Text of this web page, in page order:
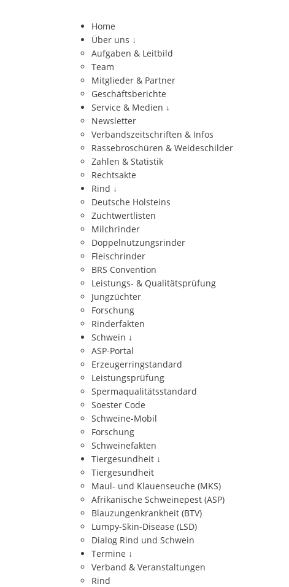
Home
Über uns ↓
Aufgaben & Leitbild
Team
Mitglieder & Partner
Geschäftsberichte
Service & Medien ↓
Newsletter
Verbandszeitschriften & Infos
Rassebroschüren & Weideschilder
Zahlen & Statistik
Rechtsakte
Rind ↓
Deutsche Holsteins
Zuchtwertlisten
Milchrinder
Doppelnutzungsrinder
Fleischrinder
BRS Convention
Leistungs- & Qualitätsprüfung
Jungzüchter
Forschung
Rinderfakten
Schwein ↓
ASP-Portal
Erzeugerringstandard
Leistungsprüfung
Spermaqualitätsstandard
Soester Code
Schweine-Mobil
Forschung
Schweinefakten
Tiergesundheit ↓
Tiergesundheit
Maul- und Klauenseuche (MKS)
Afrikanische Schweinepest (ASP)
Blauzungenkrankheit (BTV)
Lumpy-Skin-Disease (LSD)
Dialog Rind und Schwein
Termine ↓
Verband & Veranstaltungen
Rind